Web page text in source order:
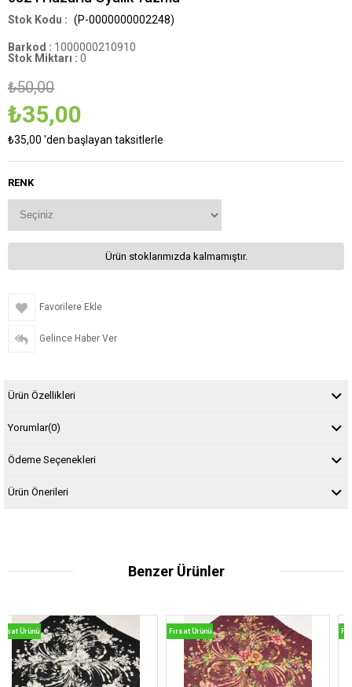
(P-0000000002248)
Barkod : 1000000210910
Stok Miktarı : 0
₺50,00
₺35,00
₺35,00 'den başlayan taksitlerle
RENK
Ürün stoklarımızda kalmamıştır.
Favorilere Ekle
Gelince Haber Ver
Ürün Özellikleri
Yorumlar(0)
Ödeme Seçenekleri
Ürün Önerileri
Benzer Ürünler
Fırsat Ürünü Fırsat Ürünü